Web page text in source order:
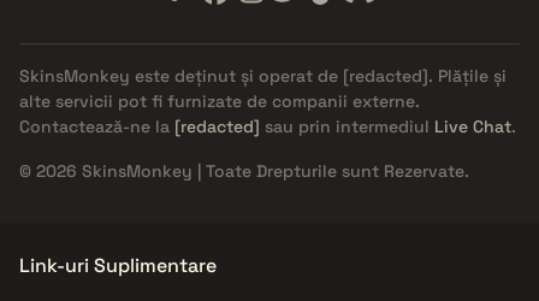
SkinsMonkey este deținut și operat de [redacted]. Plățile și
alte servicii pot fi furnizate de companii externe.
Contactează-ne la [redacted] sau prin intermediul Live Chat.
© 2026 SkinsMonkey | Toate Drepturile sunt Rezervate.
Link-uri Suplimentare